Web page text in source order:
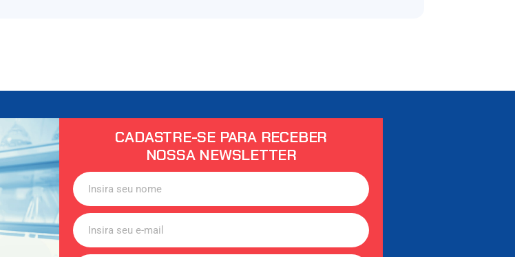
CADASTRE-SE PARA RECEBER
NOSSA NEWSLETTER